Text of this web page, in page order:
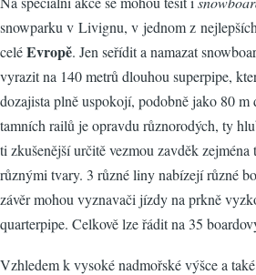
snowparku v Livignu, v jednom z
celéEvropě. Jen seřídit a namazat
vyrazit na 140 metrů dlouhou superpipe,
dozajista plně uspokojí, podobně jako 80 m
tamních railů je opravdu různorodých, ty
ti zkušenější určitě vezmou zavděk zejména
různými tvary. 3 různé liny nabízejí různé
závěr mohou vyznavači jízdy na prkně
quarterpipe. Celkově lze řádit na 35
Vzhledem k vysoké nadmořské výšce a